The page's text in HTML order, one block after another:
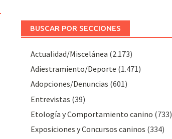
BUSCAR POR SECCIONES
Actualidad/Miscelánea (2.173)
Adiestramiento/Deporte (1.471)
Adopciones/Denuncias (601)
Entrevistas (39)
Etología y Comportamiento canino (733)
Exposiciones y Concursos caninos (334)